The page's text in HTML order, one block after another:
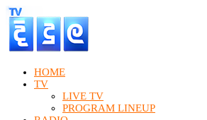
HOME
TV
LIVE TV
PROGRAM LINEUP